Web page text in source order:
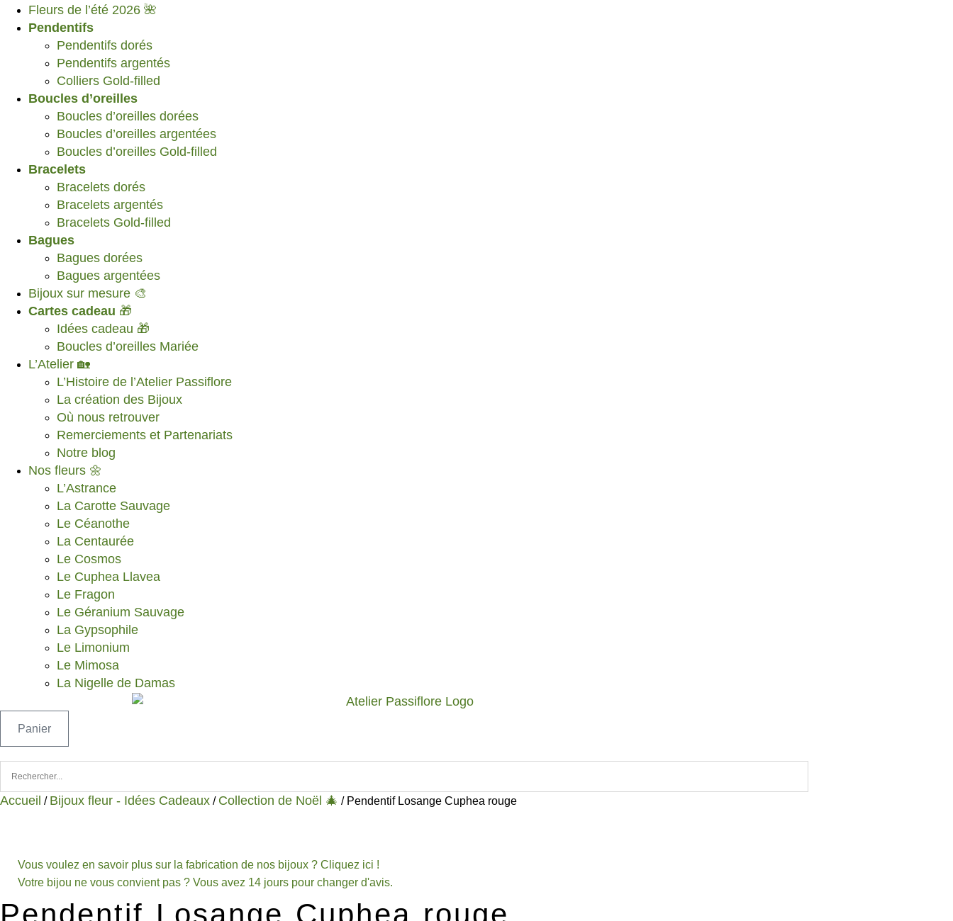
Fleurs de l’été 2026 🌺
Pendentifs
Pendentifs dorés
Pendentifs argentés
Colliers Gold-filled
Boucles d’oreilles
Boucles d’oreilles dorées
Boucles d’oreilles argentées
Boucles d’oreilles Gold-filled
Bracelets
Bracelets dorés
Bracelets argentés
Bracelets Gold-filled
Bagues
Bagues dorées
Bagues argentées
Bijoux sur mesure 🎨
Cartes cadeau 🎁
Idées cadeau 🎁
Boucles d’oreilles Mariée
L’Atelier 🏡
L’Histoire de l’Atelier Passiflore
La création des Bijoux
Où nous retrouver
Remerciements et Partenariats
Notre blog
Nos fleurs 🌼
L’Astrance
La Carotte Sauvage
Le Céanothe
La Centaurée
Le Cosmos
Le Cuphea Llavea
Le Fragon
Le Géranium Sauvage
La Gypsophile
Le Limonium
Le Mimosa
La Nigelle de Damas
Panier
Accueil / Bijoux fleur - Idées Cadeaux / Collection de Noël 🎄 / Pendentif Losange Cuphea rouge
Vous voulez en savoir plus sur la fabrication de nos bijoux ? Cliquez ici !
Votre bijou ne vous convient pas ? Vous avez 14 jours pour changer d'avis.
Pendentif Losange Cuphea rouge